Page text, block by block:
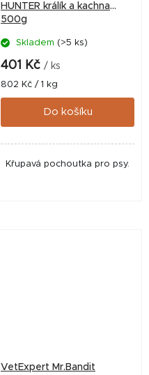
HUNTER králík a kachna
500g
Skladem (>5 ks)
401 Kč / ks
Měrná
cena:
802 Kč / 1 kg
Do košíku
Křupavá pochoutka pro psy.
VetExpert Mr.Bandit